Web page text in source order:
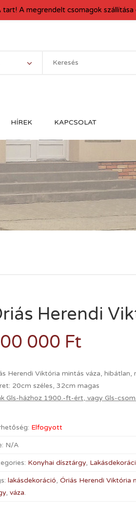
HÍREK KAPCSOLAT
Herendi
000 Ft
Herendi Viktória mintás váza, hibátlan,
20cm széles, 32cm magas
Gls-házhoz 1900.-ft-ért, vagy Gls-
Elfogyott
N/A
Konyhai dísztárgy,
lakásdekoráció,Óriás Herendi Viktória
,váza.
A megrendelt csomagok szállítása